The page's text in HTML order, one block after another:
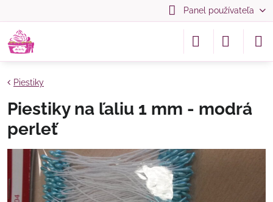
Panel používateľa
Piestiky
Piestiky na ľaliu 1 mm - modrá
perleť